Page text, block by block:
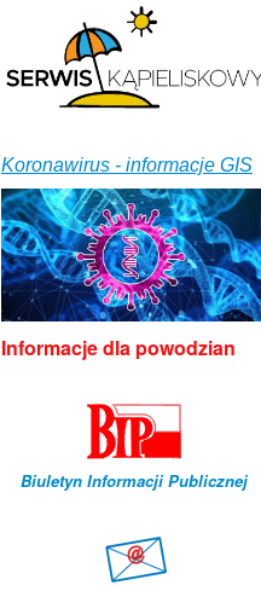
Koronawirus - informacje GIS
Informacje dla powodzian
Biuletyn Informacji Publicznej